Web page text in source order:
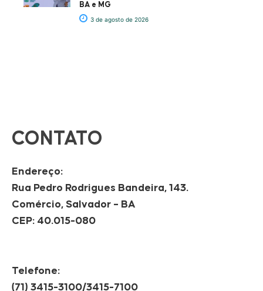
BA e MG
3 de agosto de 2026
CONTATO
Endereço:
Rua Pedro Rodrigues Bandeira, 143.
Comércio, Salvador – BA
CEP: 40.015-080
Telefone:
(71) 3415-3100/3415-7100